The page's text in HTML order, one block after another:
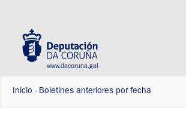
www.dacoruna.gal
Inicio - Boletines anteriores por fecha